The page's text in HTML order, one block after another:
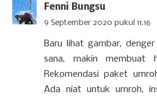
Fenni Bungsu
9 September 2020 pukul 11.16
Baru lihat gambar,
sana, makin membuat
Rekomendasi paket
Ada niat untuk umroh,